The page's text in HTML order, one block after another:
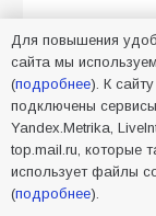
470
Для повышения
сайта мы
(подробнее). К сайту
подключены сервисы
Yandex.Metrika,
top.mail.ru, которые
использует файлы
(подробнее).